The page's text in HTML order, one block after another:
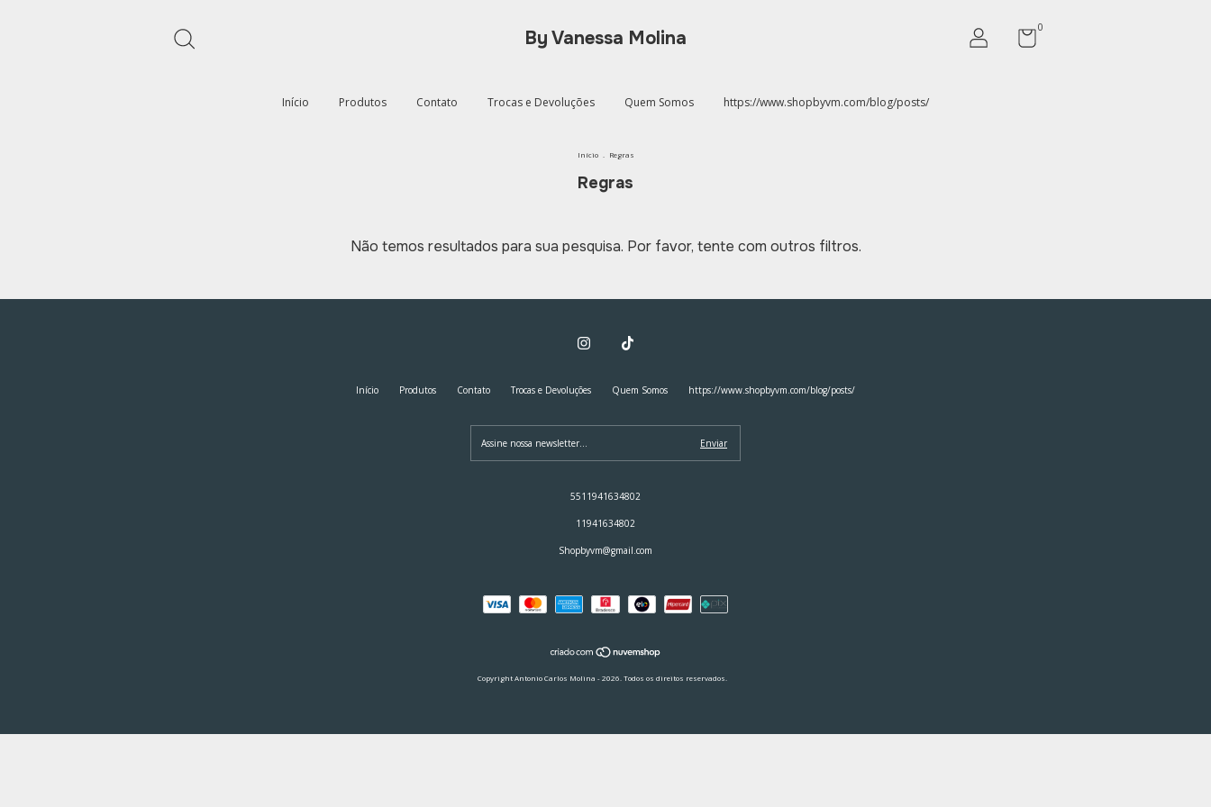
By Vanessa Molina
0
Início Produtos Contato Trocas e Devoluções Quem Somos https://www.shopbyvm.com/blog/posts/
Início Regras
Regras
Não temos resultados para sua pesquisa. Por favor, tente com outros filtros.
Início Produtos Contato Trocas e Devoluções Quem Somos https://www.shopbyvm.com/blog/posts/
5511941634802
11941634802
Shopbyvm@gmail.com
Copyright Antonio Carlos Molina - 2026. Todos os direitos reservados.